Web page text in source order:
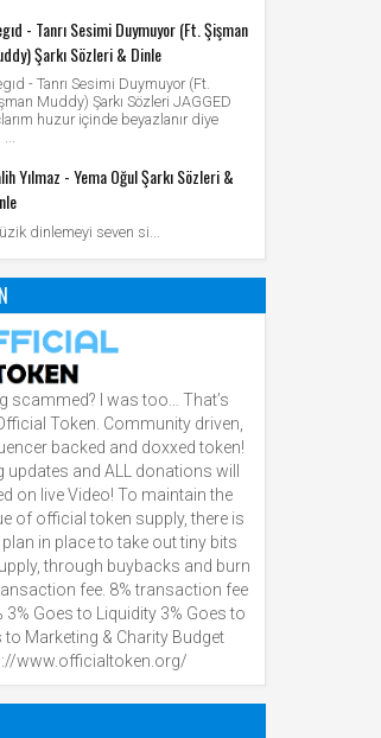
- Tanrı Sesimi Duymuyor (Ft. Şişman
Şarkı Sözleri & Dinle
- Tanrı Sesimi Duymuyor (Ft.
Muddy) Şarkı Sözleri JAGGED
huzur içinde beyazlanır diye
Yılmaz - Yema Oğul Şarkı Sözleri &
dinlemeyi seven si...
scammed? I was too… That’s
Token. Community driven,
backed and doxxed token!
updates and ALL donations will
on live Video! To maintain the
of official token supply, there is
in place to take out tiny bits
through buybacks and burn
fee. 8% transaction fee
3% Goes to Liquidity 3% Goes to
to Marketing & Charity Budget
www.officialtoken.org/